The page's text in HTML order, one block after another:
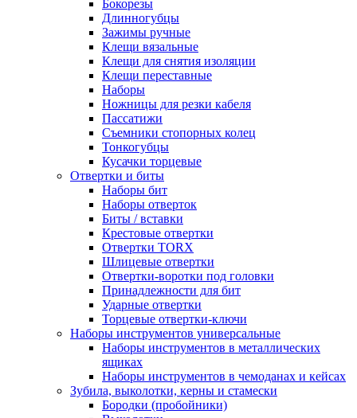
Бокорезы
Длинногубцы
Зажимы ручные
Клещи вязальные
Клещи для снятия изоляции
Клещи переставные
Наборы
Ножницы для резки кабеля
Пассатижи
Съемники стопорных колец
Тонкогубцы
Кусачки торцевые
Отвертки и биты
Наборы бит
Наборы отверток
Биты / вставки
Крестовые отвертки
Отвертки TORX
Шлицевые отвертки
Отвертки-воротки под головки
Принадлежности для бит
Ударные отвертки
Торцевые отвертки-ключи
Наборы инструментов универсальные
Наборы инструментов в металлических
ящиках
Наборы инструментов в чемоданах и кейсах
Зубила, выколотки, керны и стамески
Бородки (пробойники)